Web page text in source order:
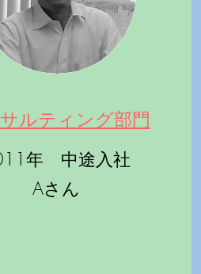
ルティング部門
年 中途入社
​Aさん